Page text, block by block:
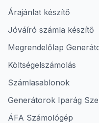
Árajánlat készítő
Jóváíró számla készítő
Megrendelőlap
Költségelszámolás
Számlasablonok
Generátorok Iparág
ÁFA Számológép